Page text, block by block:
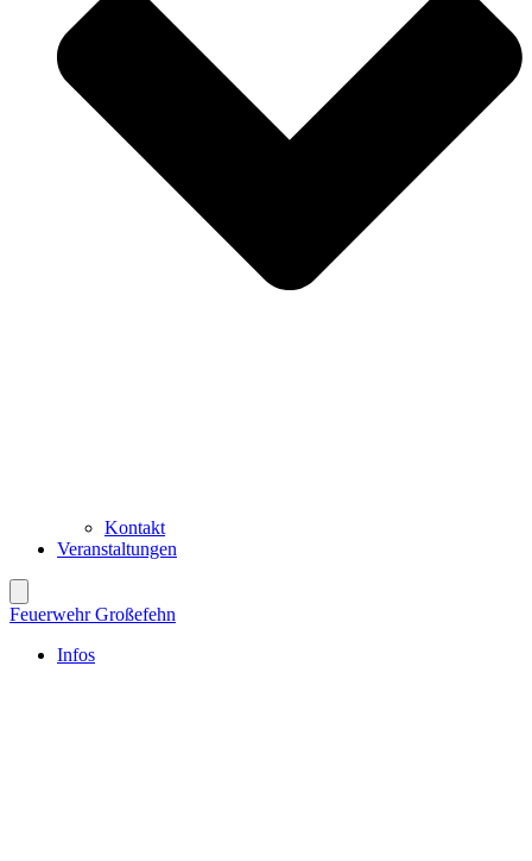
Kontakt
Veranstaltungen
Feuerwehr Großefehn
Infos